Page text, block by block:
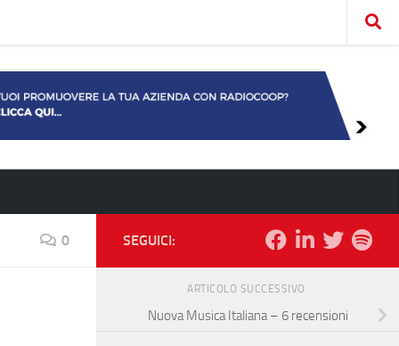
0 SEGUICI:
ARTICOLO SUCCESSIVO
Nuova Musica Italiana – 6 recensioni